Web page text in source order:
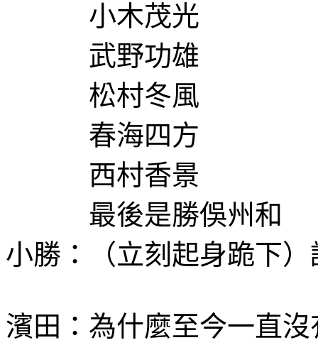
小木茂光
武野功雄
松村冬風
春海四方
西村香景
最後是勝俁州和
小勝：（立刻起身跪下
濱田：為什麼至今一直